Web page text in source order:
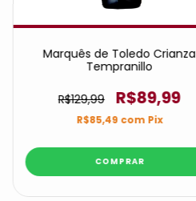
Marquês de Toledo Crianza
Tempranillo
R$129,99 R$89,99
R$85,49 com Pix